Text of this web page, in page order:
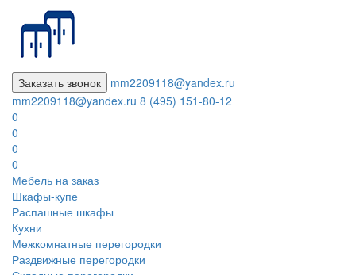
Заказать звонок
mm2209118@yandex.ru
mm2209118@yandex.ru 8 (495) 151-80-12
0
0
0
0
Мебель на заказ
Шкафы-купе
Распашные шкафы
Кухни
Межкомнатные перегородки
Раздвижные перегородки